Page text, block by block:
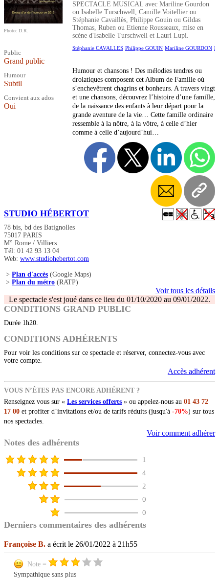
Photo: D.R.
Public
Grand public
Humour
Subtil
Convient aux ados
Oui
SPECTACLE MUSICAL avec Mariline Gourdon
ou Isabelle Turschwell, Camille Voitellier ou
Stéphanie Cavaillès, Philippe Gouin ou Gildas
Thomas, Ruben ou Etienne Rousseaux, mise en
scène d'Isabelle Turschwell et Lauri Lupi.
Stéphanie CAVALLES Philippe GOUIN Mariline GOURDON
Humour et chansons ! Des mélodies tendres ou
drolatiques composent cet Album de Famille où
s’enchevêtrent chagrins et bonheurs. A travers vingt
et une chansons, découvrez l’histoire d’une famille,
de la naissance des enfants à leur départ pour la
grande aventure de la vie… Cette famille ordinaire
ressemble à la nôtre, à la vôtre, à celle d’hier
comme à celle d’aujourd’hui…
STUDIO HÉBERTOT
78 bis, bd des Batignolles
75017 PARIS
M° Rome / Villiers
Tél: 01 42 93 13 04
Web: www.studiohebertot.com
> Plan d'accès (Google Maps)
> Plan du métro (RATP)
Voir tous les détails
Le spectacle s'est joué dans ce lieu du 01/10/2020 au 09/01/2022.
CONDITIONS GRAND PUBLIC
Durée 1h20.
CONDITIONS ADHÉRENTS
Pour voir les conditions sur ce spectacle et réserver, connectez-vous avec
votre compte.
Accès adhérent
VOUS N’ÊTES PAS ENCORE ADHÉRENT ?
Renseignez vous sur « Les services offerts » ou appelez-nous au 01 43 72
17 00 et profiter d’invitations et/ou de tarifs réduits (jusqu'à -70%) sur tous
nos spectacles.
Voir comment adhérer
Notes des adhérents
1
4
2
0
0
Derniers commentaires des adhérents
Françoise B. a écrit le 26/01/2022 à 21h55
Note =
Sympathique sans plus